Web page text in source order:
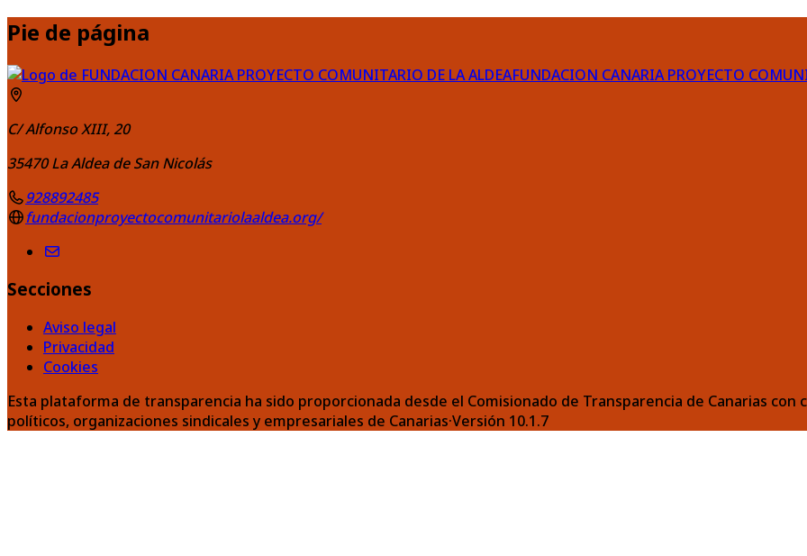
Pie de página
FUNDACION CANARIA PROYECTO
C/ Alfonso XIII, 20
35470 La Aldea de San Nicolás
928892485
fundacionproyectocomunitariolaaldea.org/
Secciones
Aviso legal
Privacidad
Cookies
Esta plataforma de transparencia ha sido proporcionada desde el Comisionado de Transparencia de Canarias
políticos, organizaciones sindicales y empresariales de Canarias·Versión 10.1.7